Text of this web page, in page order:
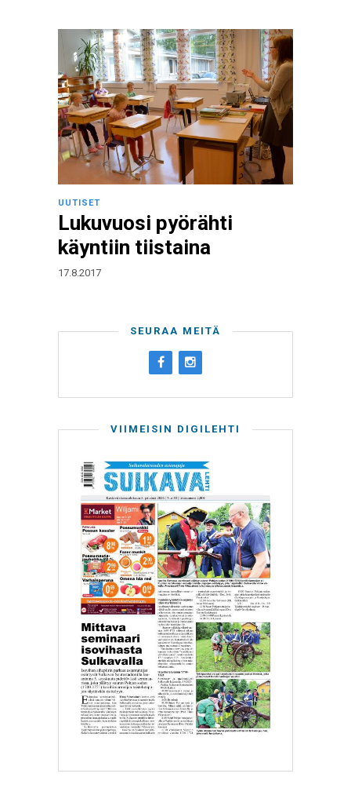
UUTISET
Lukuvuosi pyörähti
käyntiin tiistaina
17.8.2017
SEURAA MEITÄ
VIIMEISIN DIGILEHTI